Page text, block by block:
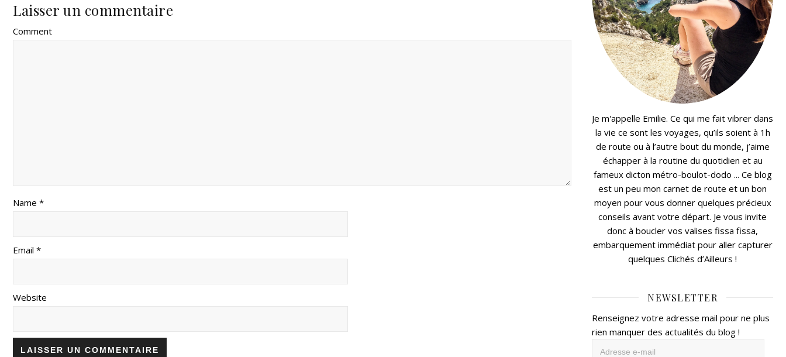
Laisser un commentaire
Comment
Name *
Email *
Website
Je m'appelle Emilie. Ce qui me fait vibrer dans
la vie ce sont les voyages, qu’ils soient à 1h
de route ou à l’autre bout du monde, j’aime
échapper à la routine du quotidien et au
fameux dicton métro-boulot-dodo ... Ce blog
est un peu mon carnet de route et un bon
moyen pour vous donner quelques précieux
conseils avant votre départ. Je vous invite
donc à boucler vos valises fissa fissa,
embarquement immédiat pour aller capturer
quelques Clichés d’Ailleurs !
NEWSLETTER
Renseignez votre adresse mail pour ne plus
rien manquer des actualités du blog !